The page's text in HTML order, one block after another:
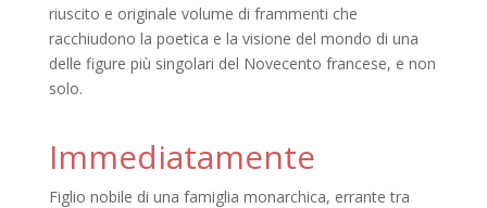
riuscito e originale volume di frammenti che
racchiudono la poetica e la visione del mondo di una
delle figure più singolari del Novecento francese, e non
solo.
Immediatamente
Figlio nobile di una famiglia monarchica, errante tra